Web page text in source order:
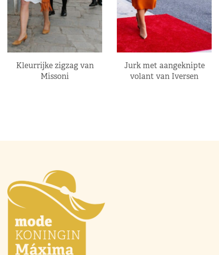
Kleurrijke zigzag van
Missoni
Jurk met aangeknipte
volant van Iversen